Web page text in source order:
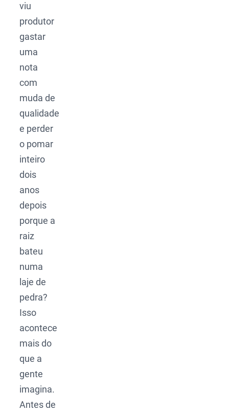
viu
produtor
gastar
uma
nota
com
muda de
qualidade
e perder
o pomar
inteiro
dois
anos
depois
porque a
raiz
bateu
numa
laje de
pedra?
Isso
acontece
mais do
que a
gente
imagina.
Antes de